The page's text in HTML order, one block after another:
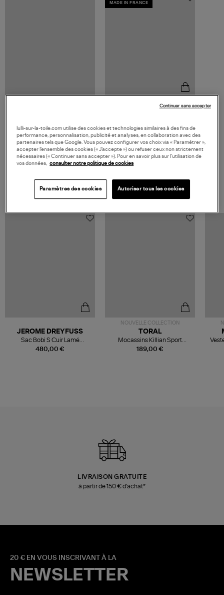
MADE IN FRANCE
345,00 €
Rostand Un Baiser Argent
VOS DERNIERS PRODUITS VUS
480,00 €
JEROME DREYFUSS
Sac Bobi S Cuir Lamé
Champagne
NOUVELLE COLLECTION
189,00 €
TORAL
Mocassins Killian Sport
Mousse
LIVRAISON GRATUITE
à partir de 150 € d'achat*
20 € EN VOUS INSCRIVANT À LA
NEWSLETTER
lulli-sur-la-toile.com utilise des cookies et technologies similaires à des fins de
performance, personnalisation, publicité et analyses, en collaboration avec des
partenaires tels que Google. Vous pouvez configurer vos choix via « Paramétrer »,
accepter l’ensemble des cookies (« J’accepte ») ou refuser ceux non strictement
nécessaires (« Continuer sans accepter »). Pour en savoir plus sur l’utilisation de
vos données, consulter notre politique de cookies
Paramètres des cookies Autoriser tous les cookies
Continuer sans accepter